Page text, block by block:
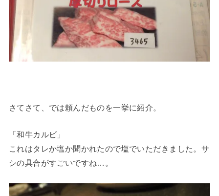
さてさて、では頼んだものを一挙に紹介。
「和牛カルビ」
これはタレか塩か聞かれたので塩でいただきました。サ
シの具合がすごいですね…。